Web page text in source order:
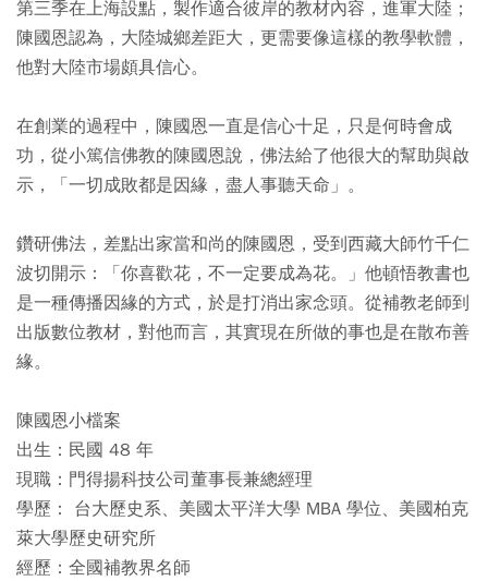
第三季在上海設點，製作適合彼岸的教材內容，進軍大陸；
陳國恩認為，大陸城鄉差距大，更需要像這樣的教學軟體，
他對大陸市場頗具信心。
在創業的過程中，陳國恩一直是信心十足，只是何時會成
功，從小篤信佛教的陳國恩說，佛法給了他很大的幫助與啟
示，「一切成敗都是因緣，盡人事聽天命」。
鑽研佛法，差點出家當和尚的陳國恩，受到西藏大師竹千仁
波切開示：「你喜歡花，不一定要成為花。」他頓悟教書也
是一種傳播因緣的方式，於是打消出家念頭。從補教老師到
出版數位教材，對他而言，其實現在所做的事也是在散布善
緣。
陳國恩小檔案
出生：民國 48 年
現職：門得揚科技公司董事長兼總經理
學歷： 台大歷史系、美國太平洋大學 MBA 學位、美國柏克
萊大學歷史研究所
經歷：全國補教界名師